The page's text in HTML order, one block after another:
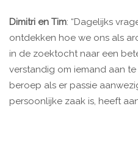
Dimitri en Tim: “Dagelijks
ontdekken hoe we ons als
in de zoektocht naar een
verstandig om iemand aan
beroep als er passie
persoonlijke zaak is, heeft